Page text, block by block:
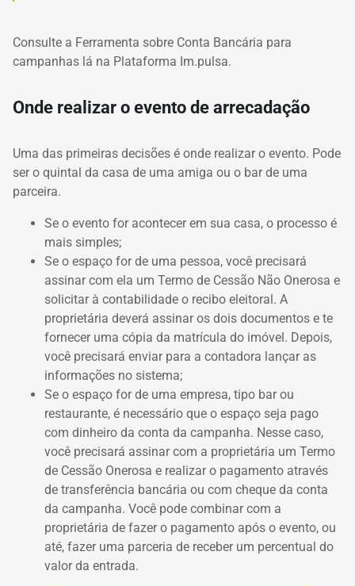
Consulte a Ferramenta sobre Conta Bancária para
campanhas lá na Plataforma Im.pulsa.
Onde realizar o evento de arrecadação
Uma das primeiras decisões é onde realizar o evento. Pode
ser o quintal da casa de uma amiga ou o bar de uma
parceira.
Se o evento for acontecer em sua casa, o processo é
mais simples;
Se o espaço for de uma pessoa, você precisará
assinar com ela um Termo de Cessão Não Onerosa e
solicitar à contabilidade o recibo eleitoral. A
proprietária deverá assinar os dois documentos e te
fornecer uma cópia da matrícula do imóvel. Depois,
você precisará enviar para a contadora lançar as
informações no sistema;
Se o espaço for de uma empresa, tipo bar ou
restaurante, é necessário que o espaço seja pago
com dinheiro da conta da campanha. Nesse caso,
você precisará assinar com a proprietária um Termo
de Cessão Onerosa e realizar o pagamento através
de transferência bancária ou com cheque da conta
da campanha. Você pode combinar com a
proprietária de fazer o pagamento após o evento, ou
até, fazer uma parceria de receber um percentual do
valor da entrada.